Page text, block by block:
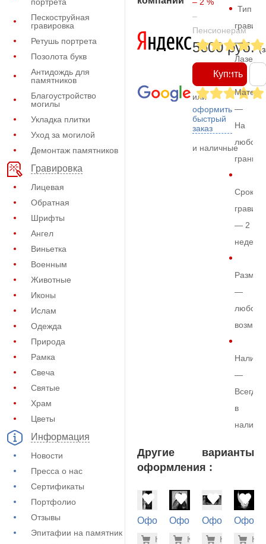
Пескоструйная
гравировка
Ретушь портрета
Позолота букв
Антидождь для
памятников
Благоустройство
могилы
Укладка плитки
Уход за могилой
Демонтаж памятников
Гравировка
Лицевая
Обратная
Шрифты
Ангел
Виньетка
Военным
Животные
Иконы
Ислам
Одежда
Природа
Рамка
Свеча
Святые
Храм
Цветы
Информация
Новости
Пресса о нас
Сертификаты
Портфолио
Отзывы
Эпитафии на памятник
–
Пенсионерам
5600 руб.
Купить
или
оформить
быстрый
заказ
и наличные
Тип
—
—
На
любом
граните
Срок
— 2
недели
Размер
—
любой
—
Всегда
в
Другие варианты
оформления :
Оформление
-7% 5.600
Купить
Оформление
-7%
Купить
Оформление
-
Купить